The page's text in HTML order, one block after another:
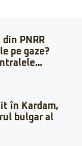
PNRR
pe gaze?
în Kardam,
bulgar al